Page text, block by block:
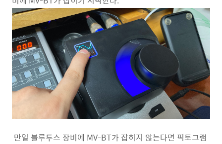
만일 블루투스 장비에 MV-BT가 잡히지 않는다면 픽토그램